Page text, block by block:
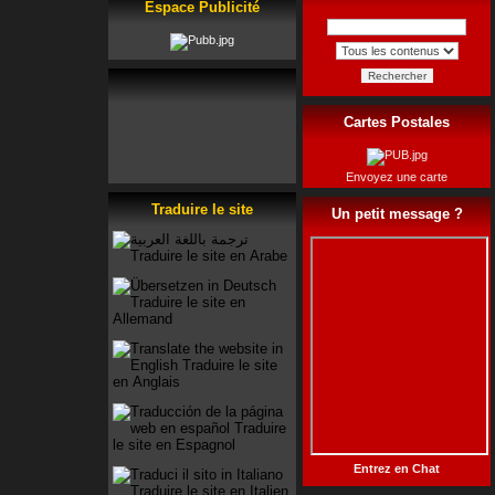
Rechercher
Cartes Postales
Envoyez une carte
Un petit message ?
Entrez en Chat
Espace Publicité
Traduire le site